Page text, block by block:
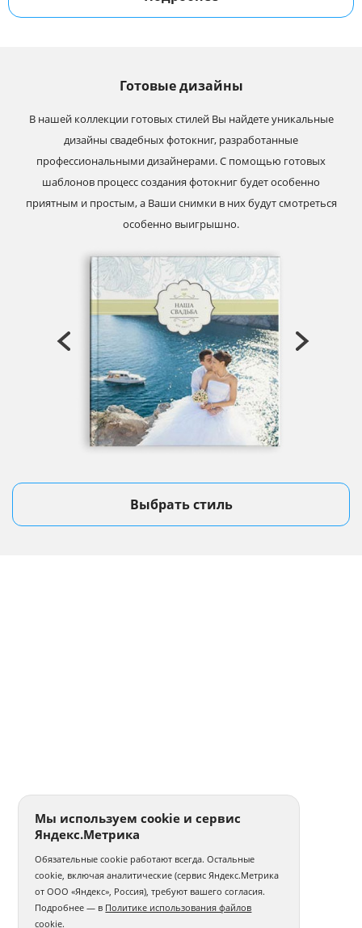
Готовые дизайны
В нашей коллекции готовых стилей Вы найдете уникальные
дизайны свадебных фотокниг, разработанные
профессиональными дизайнерами. С помощью готовых
шаблонов процесс создания фотокниг будет особенно
приятным и простым, а Ваши снимки в них будут смотреться
особенно выигрышно.
Выбрать стиль
Мы используем cookie и сервис
Яндекс.Метрика
Обязательные cookie работают всегда. Остальные
cookie, включая аналитические (сервис Яндекс.Метрика
от ООО «Яндекс», Россия), требуют вашего согласия.
Подробнее — в Политике использования файлов
cookie.